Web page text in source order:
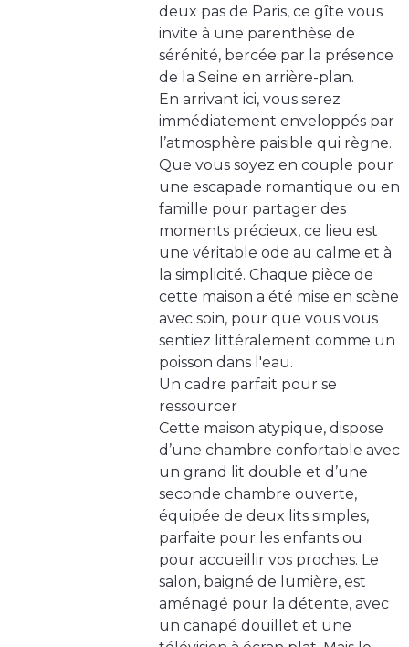
deux pas de Paris, ce gîte vous
invite à une parenthèse de
sérénité, bercée par la présence
de la Seine en arrière-plan.
En arrivant ici, vous serez
immédiatement enveloppés par
l’atmosphère paisible qui règne.
Que vous soyez en couple pour
une escapade romantique ou en
famille pour partager des
moments précieux, ce lieu est
une véritable ode au calme et à
la simplicité. Chaque pièce de
cette maison a été mise en scène
avec soin, pour que vous vous
sentiez littéralement comme un
poisson dans l'eau.
Un cadre parfait pour se
ressourcer
Cette maison atypique, dispose
d’une chambre confortable avec
un grand lit double et d’une
seconde chambre ouverte,
équipée de deux lits simples,
parfaite pour les enfants ou
pour accueillir vos proches. Le
salon, baigné de lumière, est
aménagé pour la détente, avec
un canapé douillet et une